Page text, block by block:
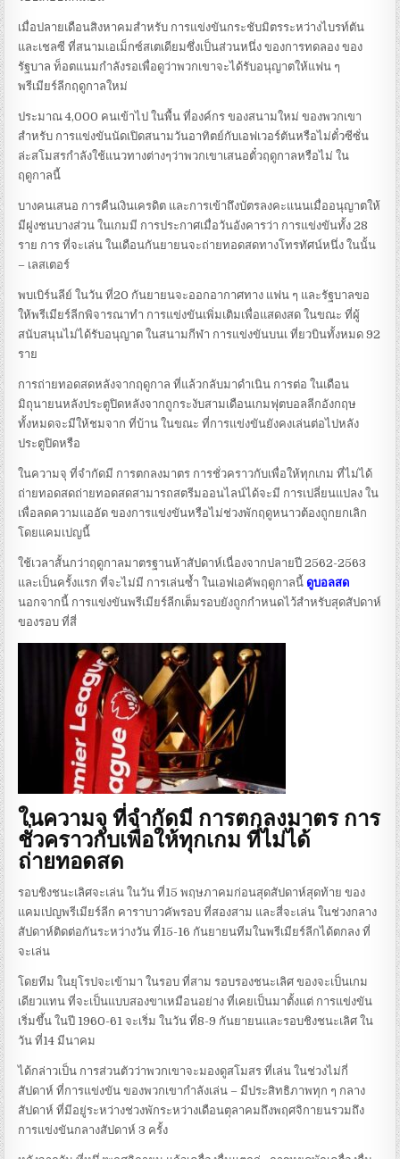
เมื่อปลายเดือนสิงหาคมสำหรับ การแข่งขันกระชับมิตรระหว่างไบรท์ตัน
และเชลซี ที่สนามเอเม็กซ์สเตเดียมซึ่งเป็นส่วนหนึ่ง ของการทดลอง ของ
รัฐบาล ท็อตแนมกำลังรอเพื่อดูว่าพวกเขาจะได้รับอนุญาตให้แฟน ๆ
พรีเมียร์ลีกฤดูกาลใหม่
ประมาณ 4,000 คนเข้าไป ในพื้น ที่องค์กร ของสนามใหม่ ของพวกเขา
สำหรับ การแข่งขันนัดเปิดสนามวันอาทิตย์กับเอฟเวอร์ตันหรือไม่ตั๋วซีซั่น
ล่ะสโมสรกำลังใช้แนวทางต่างๆว่าพวกเขาเสนอตั๋วฤดูกาลหรือไม่ ใน
ฤดูกาลนี้
บางคนเสนอ การคืนเงินเครดิต และการเข้าถึงบัตรลงคะแนนเมื่ออนุญาตให้
มีฝูงชนบางส่วน ในเกมมี การประกาศเมื่อวันอังคารว่า การแข่งขันทั้ง 28
ราย การ ที่จะเล่น ในเดือนกันยายนจะถ่ายทอดสดทางโทรทัศน์หนึ่ง ในนั้น
– เลสเตอร์
พบเบิร์นลีย์ ในวัน ที่20 กันยายนจะออกอากาศทาง แฟน ๆ และรัฐบาลขอ
ให้พรีเมียร์ลีกพิจารณาทำ การแข่งขันเพิ่มเติมเพื่อแสดงสด ในขณะ ที่ผู้
สนับสนุนไม่ได้รับอนุญาต ในสนามกีฬา การแข่งขันบนเ ที่ยวบินทั้งหมด 92
ราย
การถ่ายทอดสดหลังจากฤดูกาล ที่แล้วกลับมาดำเนิน การต่อ ในเดือน
มิถุนายนหลังประตูปิดหลังจากถูกระงับสามเดือนเกมฟุตบอลลีกอังกฤษ
ทั้งหมดจะมีให้ชมจาก ที่บ้าน ในขณะ ที่การแข่งขันยังคงเล่นต่อไปหลัง
ประตูปิดหรือ
ในความจุ ที่จำกัดมี การตกลงมาตร การชั่วคราวกับเพื่อให้ทุกเกม ที่ไม่ได้
ถ่ายทอดสดถ่ายทอดสดสามารถสตรีมออนไลน์ได้จะมี การเปลี่ยนแปลง ใน
เพื่อลดความแออัด ของการแข่งขันหรือไม่ช่วงพักฤดูหนาวต้องถูกยกเลิก
โดยแคมเปญนี้
ใช้เวลาสั้นกว่าฤดูกาลมาตรฐานห้าสัปดาห์เนื่องจากปลายปี 2562-2563
และเป็นครั้งแรก ที่จะไม่มี การเล่นซ้ำ ในเอฟเอคัพฤดูกาลนี้ ดูบอลสด
นอกจากนี้ การแข่งขันพรีเมียร์ลีกเต็มรอบยังถูกกำหนดไว้สำหรับสุดสัปดาห์
ของรอบ ที่สี่
ในความจุ ที่จำกัดมี การตกลงมาตร การ
ชั่วคราวกับเพื่อให้ทุกเกม ที่ไม่ได้
ถ่ายทอดสด
รอบชิงชนะเลิศจะเล่น ในวัน ที่15 พฤษภาคมก่อนสุดสัปดาห์สุดท้าย ของ
แคมเปญพรีเมียร์ลีก คาราบาวคัพรอบ ที่สองสาม และสี่จะเล่น ในช่วงกลาง
สัปดาห์ติดต่อกันระหว่างวัน ที่15-16 กันยายนทีมในพรีเมียร์ลีกได้ตกลง ที่
จะเล่น
โดยทีม ในยุโรปจะเข้ามา ในรอบ ที่สาม รอบรองชนะเลิศ ของจะเป็นเกม
เดียวแทน ที่จะเป็นแบบสองขาเหมือนอย่าง ที่เคยเป็นมาตั้งแต่ การแข่งขัน
เริ่มขึ้น ในปี 1960-61 จะเริ่ม ในวัน ที่8-9 กันยายนและรอบชิงชนะเลิศ ใน
วัน ที่14 มีนาคม
ได้กล่าวเป็น การส่วนตัวว่าพวกเขาจะมองดูสโมสร ที่เล่น ในช่วงไม่กี่
สัปดาห์ ที่การแข่งขัน ของพวกเขากำลังเล่น – มีประสิทธิภาพทุก ๆ กลาง
สัปดาห์ ที่มีอยู่ระหว่างช่วงพักระหว่างเดือนตุลาคมถึงพฤศจิกายนรวมถึง
การแข่งขันกลางสัปดาห์ 3 ครั้ง